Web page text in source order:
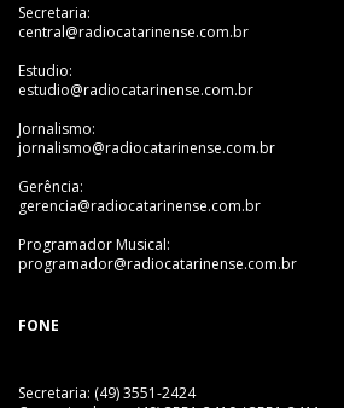
Secretaria:
central@radiocatarinense.com.br
Estudio:
estudio@radiocatarinense.com.br
Jornalismo:
jornalismo@radiocatarinense.com.br
Gerência:
gerencia@radiocatarinense.com.br
Programador Musical:
programador@radiocatarinense.com.br
FONE
Secretaria: (49) 3551-2424